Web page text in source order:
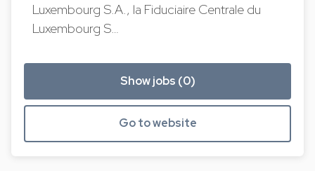
Luxembourg S.A., la Fiduciaire Centrale du
Luxembourg S…
Show jobs (0)
Go to website